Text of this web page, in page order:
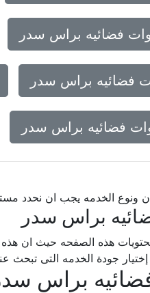
فضائيه براس سدر
فضائيه براس سدر
فضائيه براس سدر
ونوع الخدمه يجب ان نحدد
براس سدر
هذه الصفحه حيث ان هذه
جودة الخدمه التى
براس